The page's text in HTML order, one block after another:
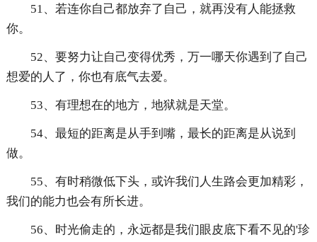
51、若连你自己都放弃了自己，就再没有人能拯救
你。
52、要努力让自己变得优秀，万一哪天你遇到了自己
想爱的人了，你也有底气去爱。
53、有理想在的地方，地狱就是天堂。
54、最短的距离是从手到嘴，最长的距离是从说到
做。
55、有时稍微低下头，或许我们人生路会更加精彩，
我们的能力也会有所长进。
56、时光偷走的，永远都是我们眼皮底下看不见的'珍